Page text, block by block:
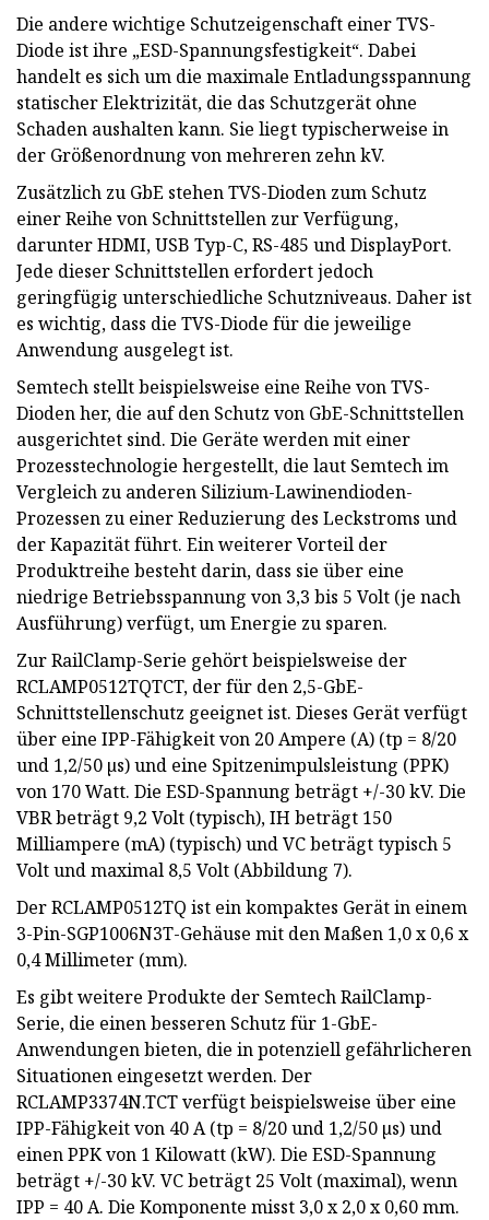
Die andere wichtige Schutzeigenschaft einer TVS-
Diode ist ihre „ESD-Spannungsfestigkeit“. Dabei
handelt es sich um die maximale Entladungsspannung
statischer Elektrizität, die das Schutzgerät ohne
Schaden aushalten kann. Sie liegt typischerweise in
der Größenordnung von mehreren zehn kV.
Zusätzlich zu GbE stehen TVS-Dioden zum Schutz
einer Reihe von Schnittstellen zur Verfügung,
darunter HDMI, USB Typ-C, RS-485 und DisplayPort.
Jede dieser Schnittstellen erfordert jedoch
geringfügig unterschiedliche Schutzniveaus. Daher ist
es wichtig, dass die TVS-Diode für die jeweilige
Anwendung ausgelegt ist.
Semtech stellt beispielsweise eine Reihe von TVS-
Dioden her, die auf den Schutz von GbE-Schnittstellen
ausgerichtet sind. Die Geräte werden mit einer
Prozesstechnologie hergestellt, die laut Semtech im
Vergleich zu anderen Silizium-Lawinendioden-
Prozessen zu einer Reduzierung des Leckstroms und
der Kapazität führt. Ein weiterer Vorteil der
Produktreihe besteht darin, dass sie über eine
niedrige Betriebsspannung von 3,3 bis 5 Volt (je nach
Ausführung) verfügt, um Energie zu sparen.
Zur RailClamp-Serie gehört beispielsweise der
RCLAMP0512TQTCT, der für den 2,5-GbE-
Schnittstellenschutz geeignet ist. Dieses Gerät verfügt
über eine IPP-Fähigkeit von 20 Ampere (A) (tp = 8/20
und 1,2/50 µs) und eine Spitzenimpulsleistung (PPK)
von 170 Watt. Die ESD-Spannung beträgt +/-30 kV. Die
VBR beträgt 9,2 Volt (typisch), IH beträgt 150
Milliampere (mA) (typisch) und VC beträgt typisch 5
Volt und maximal 8,5 Volt (Abbildung 7).
Der RCLAMP0512TQ ist ein kompaktes Gerät in einem
3-Pin-SGP1006N3T-Gehäuse mit den Maßen 1,0 x 0,6 x
0,4 Millimeter (mm).
Es gibt weitere Produkte der Semtech RailClamp-
Serie, die einen besseren Schutz für 1-GbE-
Anwendungen bieten, die in potenziell gefährlicheren
Situationen eingesetzt werden. Der
RCLAMP3374N.TCT verfügt beispielsweise über eine
IPP-Fähigkeit von 40 A (tp = 8/20 und 1,2/50 µs) und
einen PPK von 1 Kilowatt (kW). Die ESD-Spannung
beträgt +/-30 kV. VC beträgt 25 Volt (maximal), wenn
IPP = 40 A. Die Komponente misst 3,0 x 2,0 x 0,60 mm.